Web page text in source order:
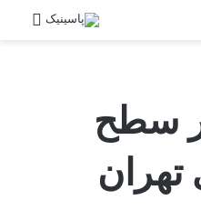
سطح
تهران